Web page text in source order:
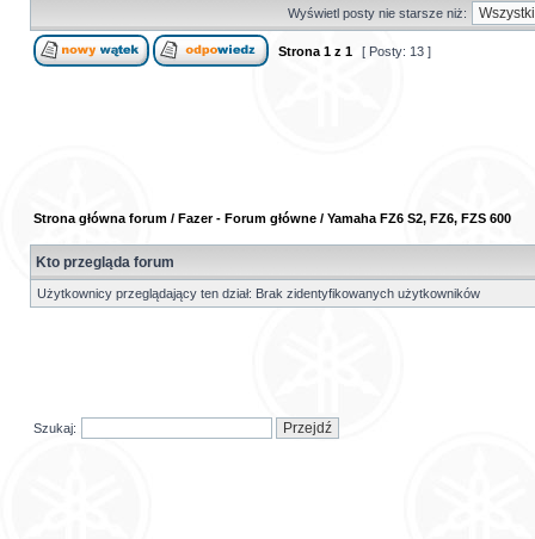
Wyświetl posty nie starsze niż:
Strona 1 z 1 [ Posty: 13 ]
Strona główna forum / Fazer - Forum główne / Yamaha FZ6 S2, FZ6, FZS 600
Kto przegląda forum
Użytkownicy przeglądający ten dział: Brak zidentyfikowanych użytkowników
Szukaj: